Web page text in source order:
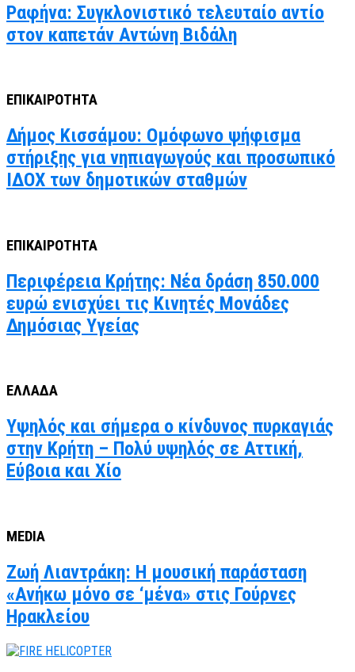
Ραφήνα: Συγκλονιστικό τελευταίο αντίο
στον καπετάν Αντώνη Βιδάλη
ΕΠΙΚΑΙΡΟΤΗΤΑ
Δήμος Κισσάμου: Ομόφωνο ψήφισμα
στήριξης για νηπιαγωγούς και προσωπικό
ΙΔΟΧ των δημοτικών σταθμών
ΕΠΙΚΑΙΡΟΤΗΤΑ
Περιφέρεια Κρήτης: Νέα δράση 850.000
ευρώ ενισχύει τις Κινητές Μονάδες
Δημόσιας Υγείας
ΕΛΛΑΔΑ
Υψηλός και σήμερα ο κίνδυνος πυρκαγιάς
στην Κρήτη – Πολύ υψηλός σε Αττική,
Εύβοια και Χίο
MEDIA
Ζωή Λιαντράκη: Η μουσική παράσταση
«Ανήκω μόνο σε ‘μένα» στις Γούρνες
Ηρακλείου